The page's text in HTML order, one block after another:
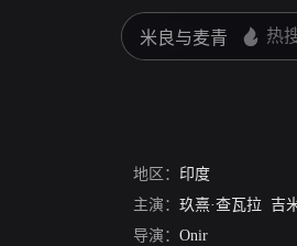
地区： 印度
主演： 玖熹·查瓦拉 吉
导演： Onir